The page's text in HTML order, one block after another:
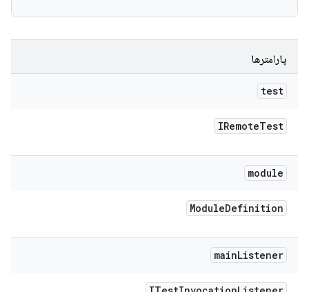
پارامترها
test
IRemoteTest
module
ModuleDefinition
mainListener